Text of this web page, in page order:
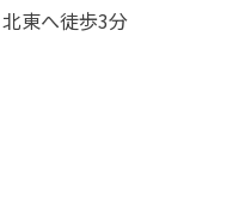
北東へ徒歩3分